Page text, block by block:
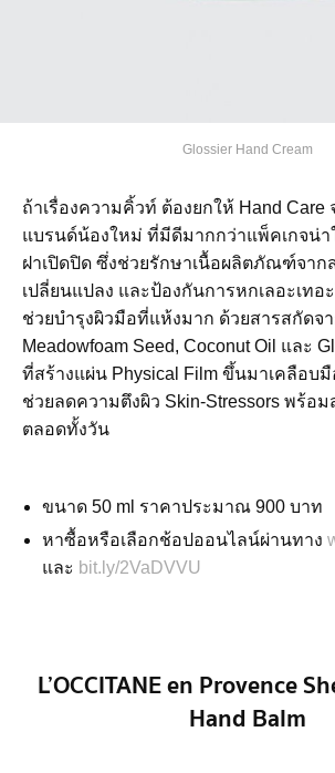
Glossier Hand Cream
ถ้าเรื่องความคิ้วท์ ต้องยกให้ Hand Care
แบรนด์น้องใหม่ ที่มีดีมากกว่าแพ็คเกจน่า
ฝาเปิดปิด ซึ่งช่วยรักษาเนื้อผลิตภัณฑ์จาก
เปลี่ยนแปลง และป้องกันการหกเลอะเทอ
ช่วยบำรุงผิวมือที่แห้งมาก ด้วยสารสกัดจ
Meadowfoam Seed, Coconut Oil และ
ที่สร้างแผ่น Physical Film ขึ้นมาเคลือบ
ช่วยลดความตึงผิว Skin-Stressors พร้อ
ตลอดทั้งวัน
ขนาด 50 ml ราคาประมาณ 900 บาท
หาซื้อหรือเลือกช้อปออนไลน์ผ่านทาง
และ bit.ly/2VaDVVU
L’OCCITANE en Provence
Hand Balm